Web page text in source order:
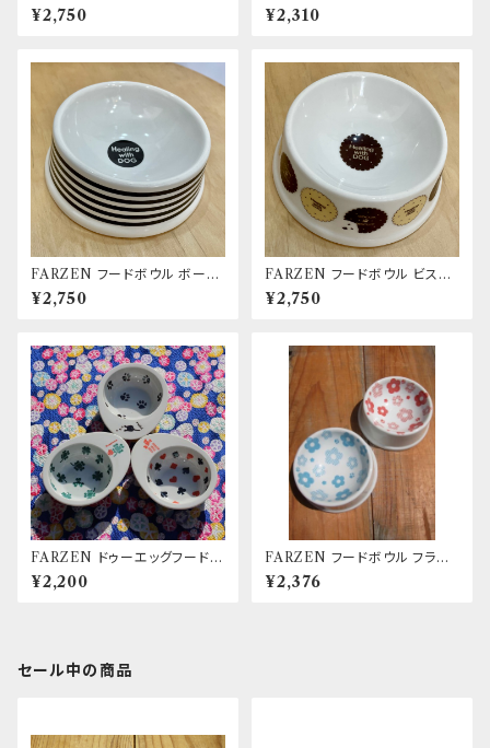
¥2,750
ボウル 犬柄・犬用 シリコン付き
¥2,310
FARZEN フードボウル ボーダ
ー ブラック
¥2,750
FARZEN フードボウル ビスケ
ット
¥2,750
FARZEN ドゥーエッグフードボ
ウル 肉球/クローバー/トランプ
¥2,200
FARZEN フードボウル フラワ
ーブルー＆フラワーレッド
¥2,376
セール中の商品